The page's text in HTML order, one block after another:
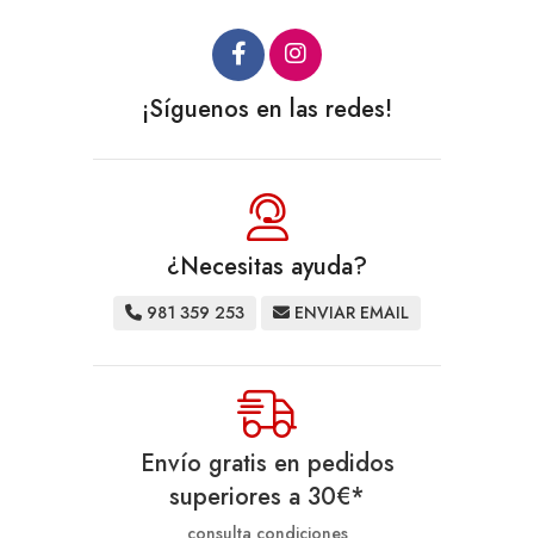
¡Síguenos en las redes!
¿Necesitas ayuda?
981 359 253 ENVIAR EMAIL
Envío gratis en pedidos
superiores a 30€*